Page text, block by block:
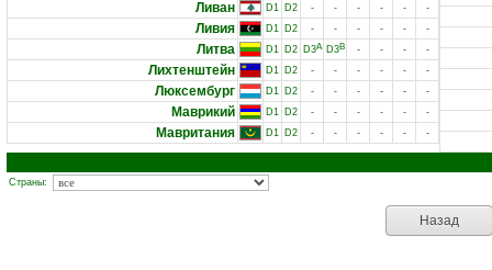
Ливан D1 D2 - - - - - -
Ливия D1 D2 - - - - - -
Литва D1 D2 D3A D3B - - - -
Лихтенштейн D1 D2 - - - - - -
Люксембург D1 D2 - - - - - -
Маврикий D1 D2 - - - - - -
Мавритания D1 D2 - - - - - -
Страны:
Назад